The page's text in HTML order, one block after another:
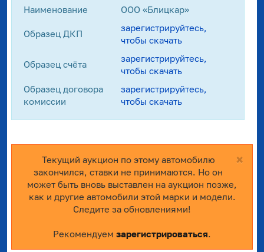
Наименование
ООО «Блицкар»
Образец ДКП
зарегистрируйтесь,
чтобы скачать
Образец счёта
зарегистрируйтесь,
чтобы скачать
Образец договора
комиссии
зарегистрируйтесь,
чтобы скачать
×
Текущий аукцион по этому автомобилю
закончился, ставки не принимаются. Но он
может быть вновь выставлен на аукцион позже,
как и другие автомобили этой марки и модели.
Следите за обновлениями!
Рекомендуем зарегистрироваться.